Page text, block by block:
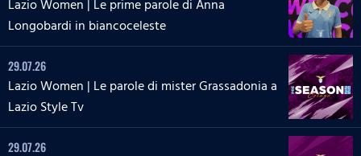
Lazio Women | Le prime parole di Anna
Longobardi in biancoceleste
29.07.26
Lazio Women | Le parole di mister Grassadonia a
Lazio Style Tv
29.07.26